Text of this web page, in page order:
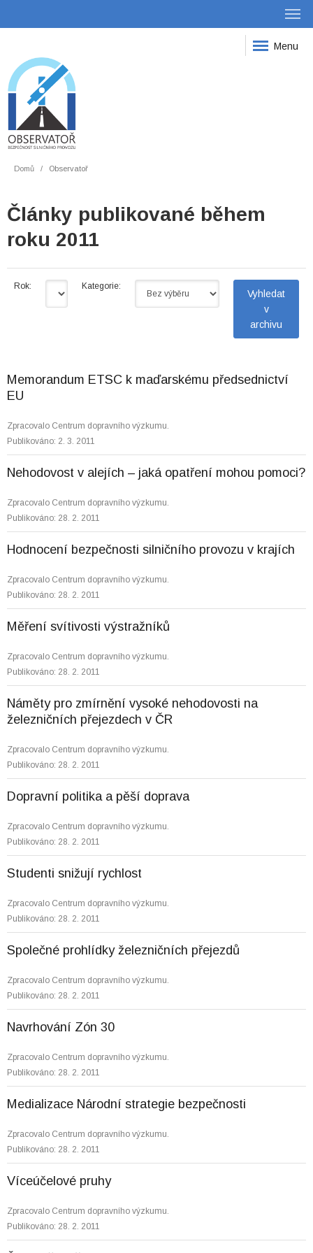
Menu
Domů Observatoř
Články publikované během
roku 2011
Rok: Kategorie:
Memorandum ETSC k maďarskému předsednictví
EU
Zpracovalo Centrum dopravního výzkumu.
Publikováno: 2. 3. 2011
Nehodovost v alejích – jaká opatření mohou pomoci?
Zpracovalo Centrum dopravního výzkumu.
Publikováno: 28. 2. 2011
Hodnocení bezpečnosti silničního provozu v krajích
Zpracovalo Centrum dopravního výzkumu.
Publikováno: 28. 2. 2011
Měření svítivosti výstražníků
Zpracovalo Centrum dopravního výzkumu.
Publikováno: 28. 2. 2011
Náměty pro zmírnění vysoké nehodovosti na
železničních přejezdech v ČR
Zpracovalo Centrum dopravního výzkumu.
Publikováno: 28. 2. 2011
Dopravní politika a pěší doprava
Zpracovalo Centrum dopravního výzkumu.
Publikováno: 28. 2. 2011
Studenti snižují rychlost
Zpracovalo Centrum dopravního výzkumu.
Publikováno: 28. 2. 2011
Společné prohlídky železničních přejezdů
Zpracovalo Centrum dopravního výzkumu.
Publikováno: 28. 2. 2011
Navrhování Zón 30
Zpracovalo Centrum dopravního výzkumu.
Publikováno: 28. 2. 2011
Medializace Národní strategie bezpečnosti
Zpracovalo Centrum dopravního výzkumu.
Publikováno: 28. 2. 2011
Víceúčelové pruhy
Zpracovalo Centrum dopravního výzkumu.
Publikováno: 28. 2. 2011